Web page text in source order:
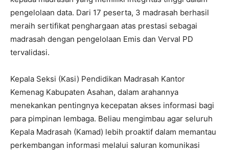
pengelolaan data. Dari 17 peserta, 3 madrasah berhasil
meraih sertifikat penghargaan atas prestasi sebagai
madrasah dengan pengelolaan Emis dan Verval PD
tervalidasi.
Kepala Seksi (Kasi) Pendidikan Madrasah Kantor
Kemenag Kabupaten Asahan, dalam arahannya
menekankan pentingnya kecepatan akses informasi bagi
para pimpinan lembaga. Beliau mengimbau agar seluruh
Kepala Madrasah (Kamad) lebih proaktif dalam memantau
perkembangan informasi melalui saluran komunikasi